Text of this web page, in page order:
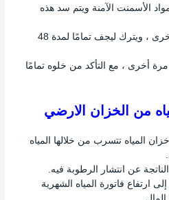
الأسمنت الآمنة ويتم سد هذه
يتم تنظيف الخزان مرة أخرى ، ويترك ليجف تمامًا لمدة 48
أخرى ، مع التأكد من خلوه تمامًا
من الخزان الارضي
المياه تتسرب من خلالها المياه
عن انتشار الرطوبة فيه.
ارتفاع فاتورة المياه الشهرية